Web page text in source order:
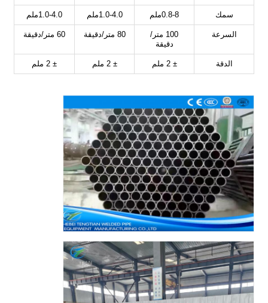
سمك 0.8-8ملم 1.0-4.0ملم 1.0-4.0ملم
السرعة
100 متر/
دقيقة
80 متر/دقيقة 60 متر/دقيقة
الدقة ± 2 ملم ± 2 ملم ± 2 ملم